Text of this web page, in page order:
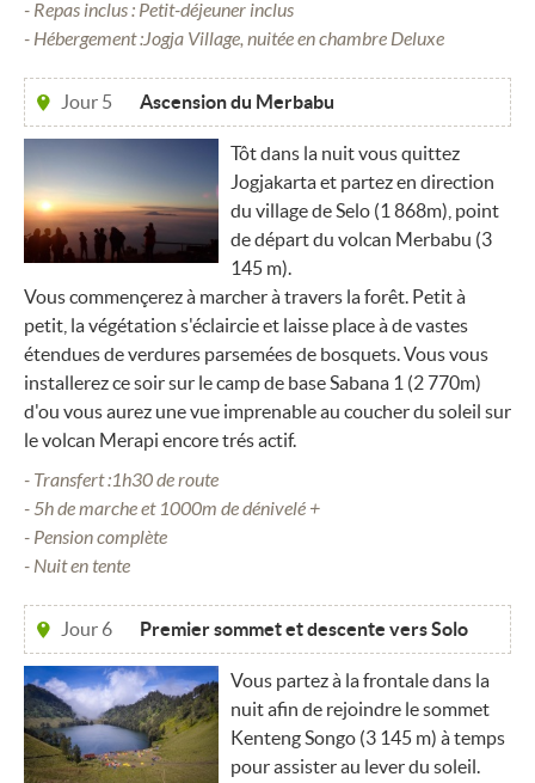
- Repas inclus : Petit-déjeuner inclus
- Hébergement :Jogja Village, nuitée en chambre Deluxe
Jour 5 Ascension du Merbabu
Tôt dans la nuit vous quittez
Jogjakarta et partez en direction
du village de Selo (1 868m), point
de départ du volcan Merbabu (3
145 m).
Vous commençerez à marcher à travers la forêt. Petit à
petit, la végétation s'éclaircie et laisse place à de vastes
étendues de verdures parsemées de bosquets. Vous vous
installerez ce soir sur le camp de base Sabana 1 (2 770m)
d'ou vous aurez une vue imprenable au coucher du soleil sur
le volcan Merapi encore trés actif.
- Transfert :1h30 de route
- 5h de marche et 1000m de dénivelé +
- Pension complète
- Nuit en tente
Jour 6 Premier sommet et descente vers Solo
Vous partez à la frontale dans la
nuit afin de rejoindre le sommet
Kenteng Songo (3 145 m) à temps
pour assister au lever du soleil.